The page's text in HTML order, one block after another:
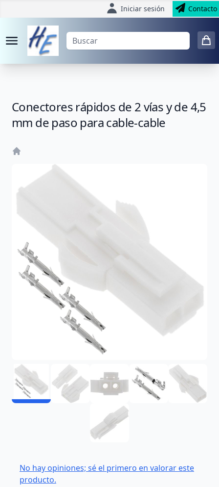
Iniciar sesión Contacto
Conectores rápidos de 2 vías y de 4,5
mm de paso para cable-cable
No hay opiniones; sé el primero en valorar este
producto.